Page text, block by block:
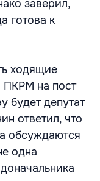
заверил,
готова к
ходящие
ПКРМ на пост
будет депутат
ответил, что
обсуждаются
одна